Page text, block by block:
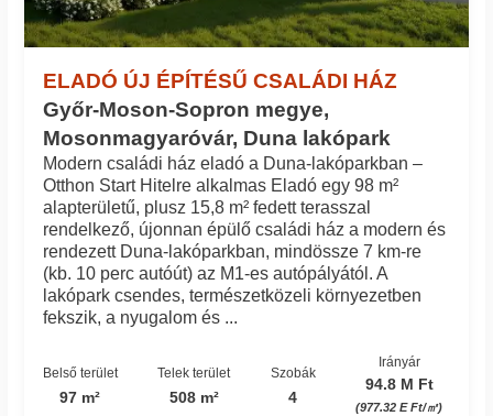
ELADÓ ÚJ ÉPÍTÉSŰ CSALÁDI HÁZ
Győr-Moson-Sopron megye,
Mosonmagyaróvár, Duna lakópark
Modern családi ház eladó a Duna-lakóparkban –
Otthon Start Hitelre alkalmas Eladó egy 98 m²
alapterületű, plusz 15,8 m² fedett terasszal
rendelkező, újonnan épülő családi ház a modern és
rendezett Duna-lakóparkban, mindössze 7 km-re
(kb. 10 perc autóút) az M1-es autópályától. A
lakópark csendes, természetközeli környezetben
fekszik, a nyugalom és ...
Belső terület
97 m²
Telek terület
508 m²
Szobák
4
Irányár
94.8 M Ft
(977.32 E Ft/㎡)